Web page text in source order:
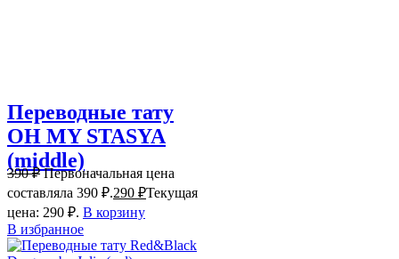
Переводные тату
OH MY STASYA
(middle)
390₽ Первоначальная цена
составляла 390 ₽.290 ₽Текущая
цена: 290 ₽. В корзину
В избранное